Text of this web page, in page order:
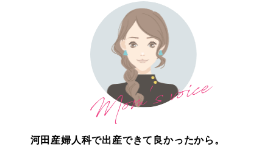
河田産婦人科で出産できて良かったから。